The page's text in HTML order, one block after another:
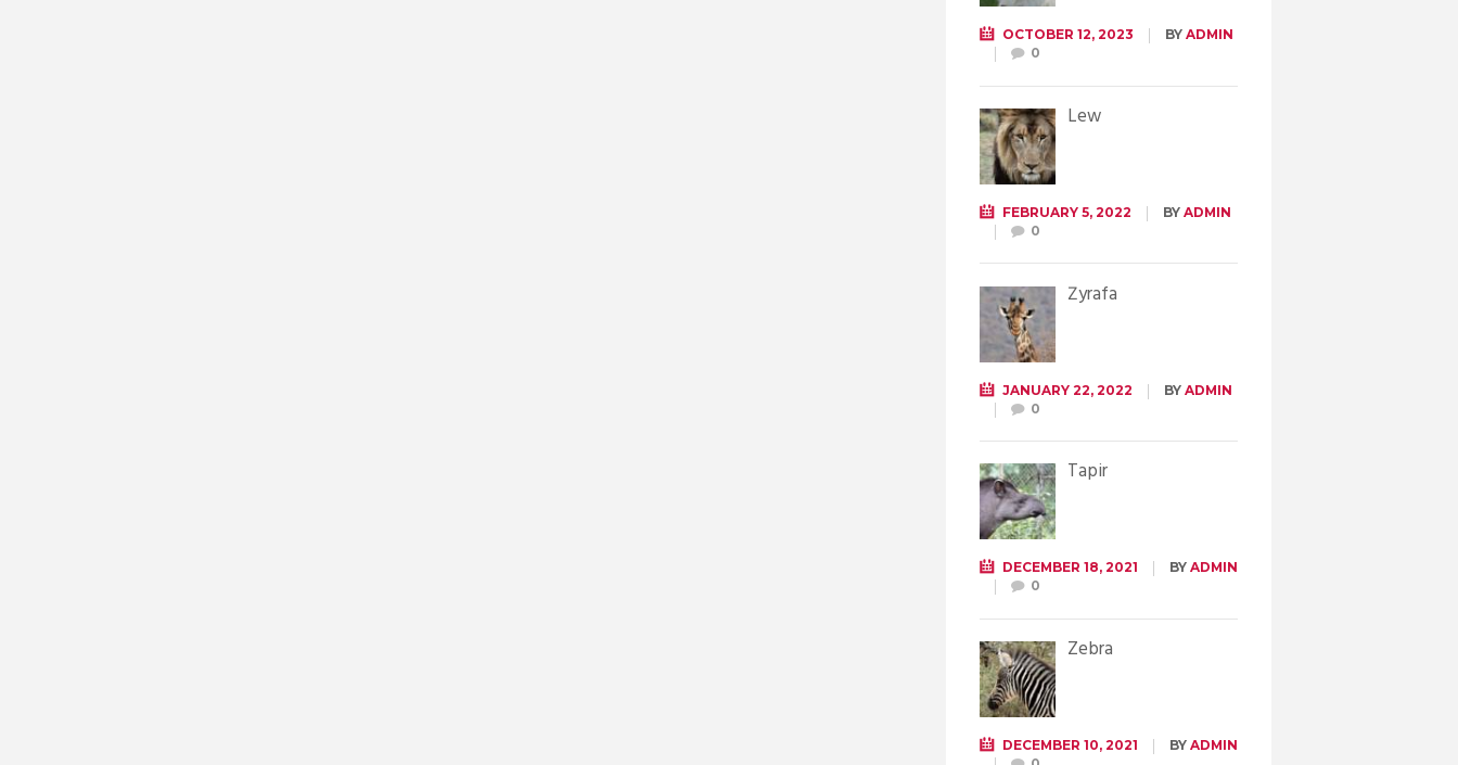
OCTOBER 12, 2023 BY ADMIN
0
Lew
FEBRUARY 5, 2022 BY ADMIN
0
Żyrafa
JANUARY 22, 2022 BY ADMIN
0
Tapir
DECEMBER 18, 2021 BY ADMIN
0
Zebra
DECEMBER 10, 2021 BY ADMIN